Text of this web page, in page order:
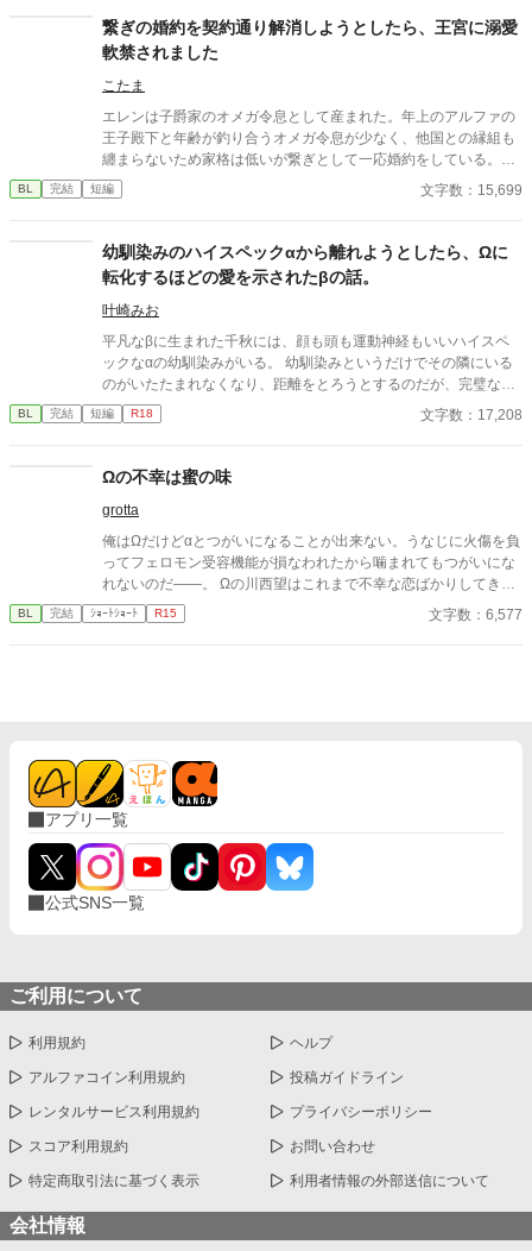
繋ぎの婚約を契約通り解消しようとしたら、王宮に溺愛
軟禁されました
こたま
エレンは子爵家のオメガ令息として産まれた。年上のアルファの
王子殿下と年齢が釣り合うオメガ令息が少なく、他国との縁組も
纏まらないため家格は低いが繋ぎとして一応婚約をしている。王
子のことは兄のように慕っており、初恋の人ではあるけれど、契
約終了時期か王子に想い人が現れた時には解消されるものと考え
婚を承諾するまでここから出さないと王子から溢れるほどの愛を
与えられる。ハッピーエンドオメガバースBLです。
BL 完結 短編 文字数：15,699
幼馴染みのハイスペックαから離れようとしたら、Ωに
転化するほどの愛を示されたβの話。
叶崎みお
平凡なβに生まれた千秋には、顔も頭も運動神経もいいハイスペ
ックなαの幼馴染みがいる。 幼馴染みというだけでその隣にいる
のがいたたまれなくなり、距離をとろうとするのだが、完璧なα
として周りから期待を集める幼馴染みαは「失敗できないから練
習に付き合って」と千秋を頼ってきた。 大事な幼馴染みの願いな
幼馴染みαの執着により、βから転化し後天性Ωになる話です。両
BL 完結 短編 R18 文字数：17,208
Ωの不幸は蜜の味
grotta
俺はΩだけどαとつがいになることが出来ない。うなじに火傷を負
ってフェロモン受容機能が損なわれたから噛まれてもつがいにな
れないのだ――。 Ωの川西望はこれまで不幸な恋ばかりしてき
た。 そんな自分でも良いと言ってくれた相手と結婚することにな
るも、直前で婚約は破棄される。 何もかも諦めかけた時、望に同
BL 完結 ｼｮｰﾄｼｮｰﾄ R15 文字数：6,577
アプリ一覧
公式SNS一覧
ご利用について
利用規約 ヘルプ
アルファコイン利用規約 投稿ガイドライン
レンタルサービス利用規約 プライバシーポリシー
スコア利用規約 お問い合わせ
特定商取引法に基づく表示 利用者情報の外部送信について
会社情報